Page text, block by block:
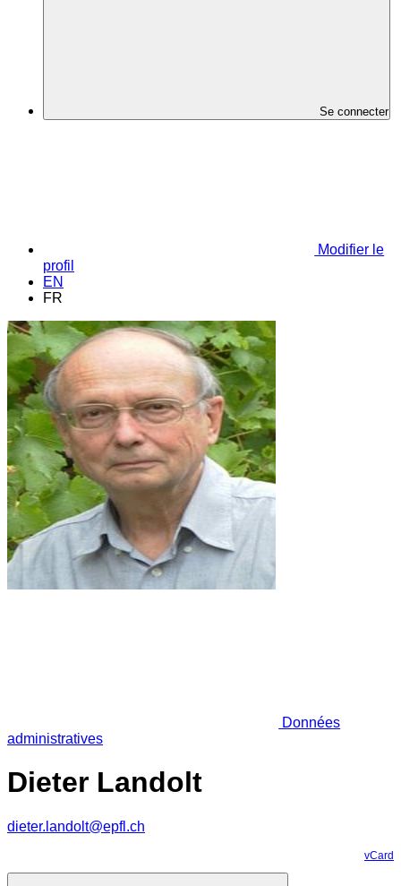
Se connecter
Modifier le
profil
EN
FR
Données
administratives
Dieter Landolt
dieter.landolt@epfl.ch
vCard